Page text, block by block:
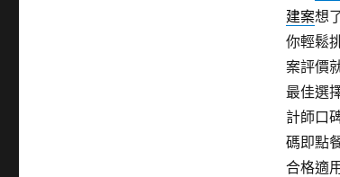
建案想
你輕鬆
案評價
最佳選
計師口
碼即點
合格適